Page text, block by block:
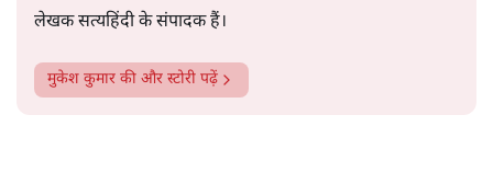
लेखक सत्यहिंदी के संपादक हैं।
मुकेश कुमार की और स्टोरी पढ़ें